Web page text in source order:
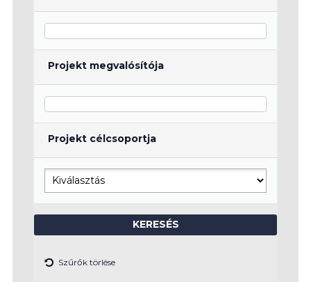
Projekt megvalósítója
Projekt célcsoportja
Szűrők törlése